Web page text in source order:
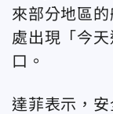
來部分地區
處出現「今
口。
達菲表示，